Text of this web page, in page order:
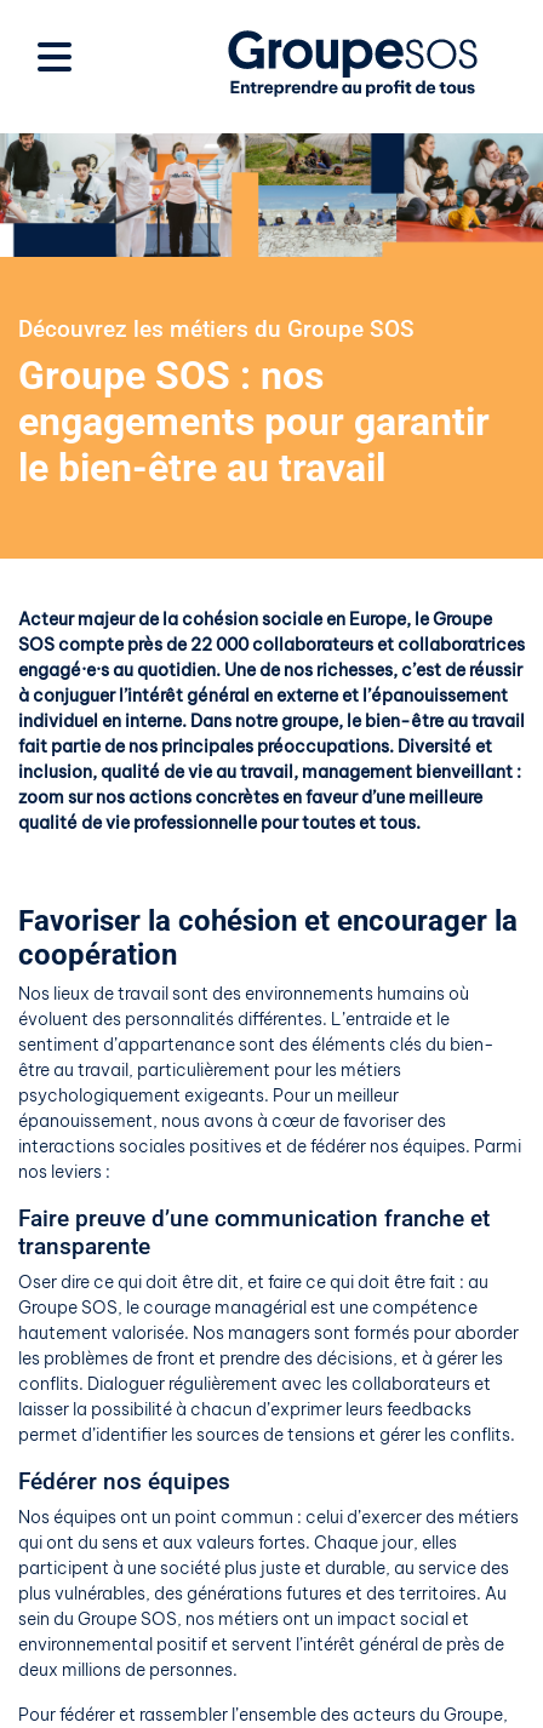
Découvrez les métiers du Groupe SOS
Groupe SOS : nos
engagements pour garantir
le bien-être au travail
Acteur majeur de la cohésion sociale en Europe, le Groupe
SOS compte près de 22 000 collaborateurs et collaboratrices
engagé·e·s au quotidien. Une de nos richesses, c’est de réussir
à conjuguer l’intérêt général en externe et l’épanouissement
individuel en interne. Dans notre groupe, le bien-être au travail
fait partie de nos principales préoccupations. Diversité et
inclusion, qualité de vie au travail, management bienveillant :
zoom sur nos actions concrètes en faveur d’une meilleure
qualité de vie professionnelle pour toutes et tous.
Favoriser la cohésion et encourager la
coopération
Nos lieux de travail sont des environnements humains où
évoluent des personnalités différentes. L’entraide et le
sentiment d’appartenance sont des éléments clés du bien-
être au travail, particulièrement pour les métiers
psychologiquement exigeants. Pour un meilleur
épanouissement, nous avons à cœur de favoriser des
interactions sociales positives et de fédérer nos équipes. Parmi
nos leviers :
Faire preuve d’une communication franche et
transparente
Oser dire ce qui doit être dit, et faire ce qui doit être fait : au
Groupe SOS, le courage managérial est une compétence
hautement valorisée. Nos managers sont formés pour aborder
les problèmes de front et prendre des décisions, et à gérer les
conflits. Dialoguer régulièrement avec les collaborateurs et
laisser la possibilité à chacun d’exprimer leurs feedbacks
permet d’identifier les sources de tensions et gérer les conflits.
Fédérer nos équipes
Nos équipes ont un point commun : celui d’exercer des métiers
qui ont du sens et aux valeurs fortes. Chaque jour, elles
participent à une société plus juste et durable, au service des
plus vulnérables, des générations futures et des territoires. Au
sein du Groupe SOS, nos métiers ont un impact social et
environnemental positif et servent l’intérêt général de près de
deux millions de personnes.
Pour fédérer et rassembler l’ensemble des acteurs du Groupe,